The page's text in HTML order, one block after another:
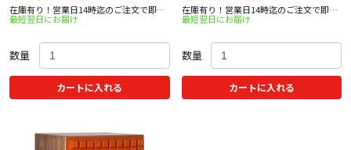
在庫有り！営業日14時迄のご注文で即日
出荷！
最短翌日にお届け
数量
カートに入れる
在庫有り！営業日14時迄のご注文で即日
出荷！
最短翌日にお届け
数量
カートに入れる